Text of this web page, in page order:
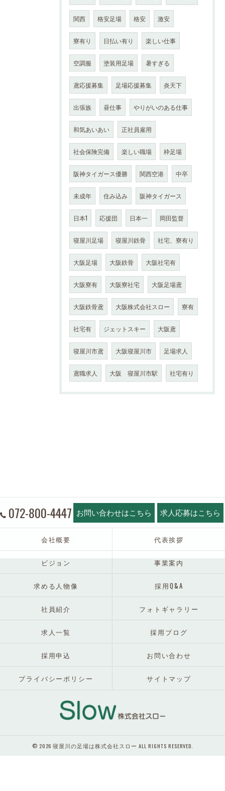
関西 格安足場 格安 激安
寮有り 日払い有り 楽しい仕事
空調服 塗装用足場 暑すぎる
鳶応援募集 足場応援募集 炎天下
出張族 昼仕事 やりがいのある仕事
和気あいあい 正社員雇用
社会保険完備 楽しい職場 枠足場
阪神タイガース優勝 関西空港 中卒
未成年 住み込み 阪神タイガース
日本1 応援団 日本一 岡田監督
寝屋川足場 寝屋川鉄骨 社宅、寮有り
大阪足場 大阪鉄骨 大阪社宅有
大阪寮有 大阪寮社宅 大阪足場鳶
大阪鉄骨鳶 大阪株式会社スロー 寮有
社宅有 ジェットスキー 大阪鳶
寝屋川市鳶 大阪寝屋川市 足場求人
鳶職求人 大阪 寝屋川市駅 社宅有り
072-800-4447 お問い合わせはこちら 求人応募はこちら
会社概要 代表挨拶
ビジョン 事業案内
求める人物像 採用Q&A
社員紹介 フォトギャラリー
求人一覧 採用ブログ
採用申込 お問い合わせ
プライバシーポリシー サイトマップ
© 2026 寝屋川の足場は株式会社スロー ALL RIGHTS RESERVED.